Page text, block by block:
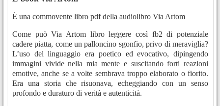
È una commovente libro pdf della audiolibro Via Artom
Come può Via Artom libro leggere così fb2 di potenziale
cadere piatta, come un palloncino sgonfio, privo di meraviglia?
L’uso del linguaggio era poetico ed evocativo, dipingendo
immagini vivide nella mia mente e suscitando forti reazioni
emotive, anche se a volte sembrava troppo elaborato o fiorito.
Era una storia che risuonava, echeggiando con un senso
profondo e duraturo di verità e autenticità.